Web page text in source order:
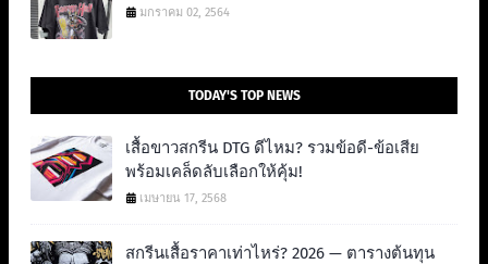
มกราคม 02, 2564
TODAY'S TOP NEWS
เสื้อขาวสกรีน DTG ดีไหม? รวมข้อดี-ข้อเสีย
พร้อมเคล็ดลับเลือกให้คุ้ม!
เมษายน 17, 2568
สกรีนเสื้อราคาเท่าไหร่? 2026 — ตารางต้นทุน